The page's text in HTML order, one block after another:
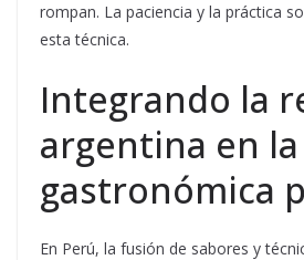
rompan. La paciencia y la práctica
esta técnica.
Integrando la
argentina en
gastronómica
En Perú, la fusión de sabores y